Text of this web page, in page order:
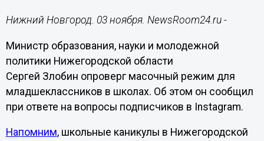
Нижний Новгород. 03 ноября. NewsRoom24.ru -
Министр образования, науки и молодежной
политики Нижегородской области
Сергей Злобин опроверг масочный режим для
младшеклассников в школах. Об этом он сообщил
при ответе на вопросы подписчиков в Instagram.
Напомним, школьные каникулы в Нижегородской